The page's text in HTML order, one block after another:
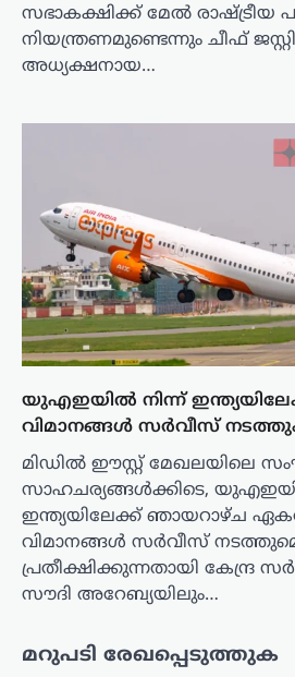
സഭാകക്ഷിക്ക് മേൽ രാഷ്ട്രീയ
നിയന്ത്രണമുണ്ടെന്നും ചീഫ്
അധ്യക്ഷനായ…
യുഎഇയിൽ നിന്ന്
വിമാനങ്ങൾ സർവീസ്
മിഡിൽ ഈസ്റ്റ് മേഖലയിലെ
സാഹചര്യങ്ങൾക്കിടെ,
ഇന്ത്യയിലേക്ക് ഞായറാഴ്ച
വിമാനങ്ങൾ സർവീസ്
പ്രതീക്ഷിക്കുന്നതായി കേന്ദ്ര
സൗദി അറേബ്യയിലും…
മറുപടി രേഖപ്പെടുത്തുക